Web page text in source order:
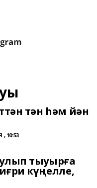
тән һәм йән
, 10:53
тыуырға
күңелле,